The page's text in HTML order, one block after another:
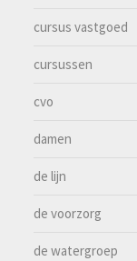
cursus vastgoed
cursussen
cvo
damen
de lijn
de voorzorg
de watergroep